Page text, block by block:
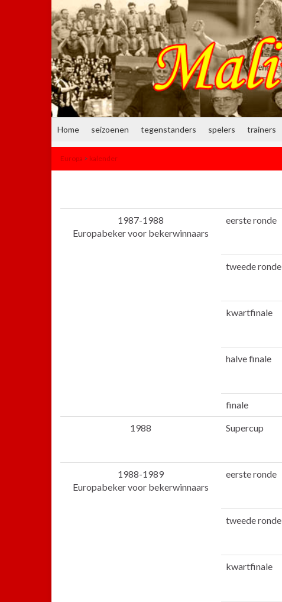
Home seizoenen tegenstanders spelers trainers
Europa > kalender
1987-1988
Europabeker voor bekerwinnaars
eerste ronde
tweede ronde
kwartfinale
halve finale
finale
1988 Supercup
1988-1989
Europabeker voor bekerwinnaars
eerste ronde
tweede ronde
kwartfinale